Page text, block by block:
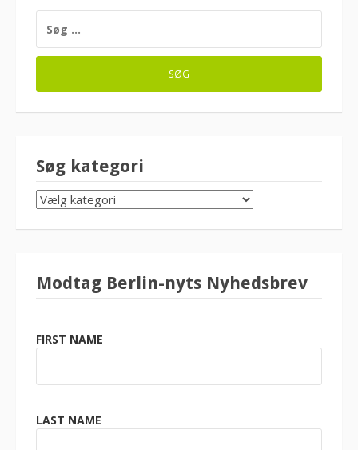
EFTER:
Søg kategori
SØG
KATEGORI
Modtag Berlin-nyts Nyhedsbrev
FIRST NAME
LAST NAME